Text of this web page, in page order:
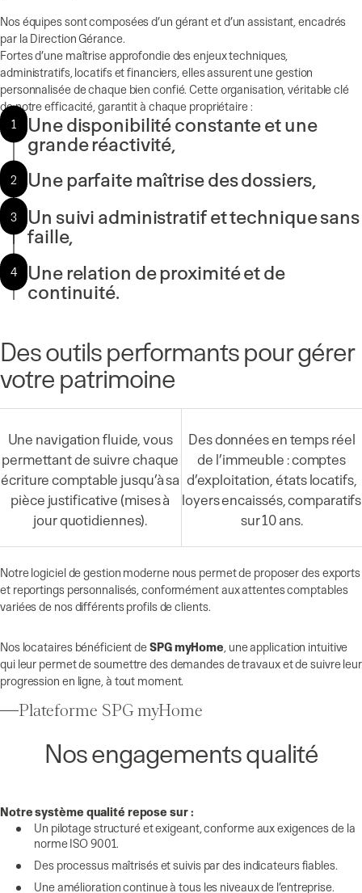
Nos équipes sont composées d’un gérant et d’un assistant, encadrés
par la Direction Gérance.
Fortes d’une maîtrise approfondie des enjeux techniques,
administratifs, locatifs et financiers, elles assurent une gestion
personnalisée de chaque bien confié. Cette organisation, véritable clé
de notre efficacité, garantit à chaque propriétaire :
1
Une disponibilité constante et une
grande réactivité,
2 Une parfaite maîtrise des dossiers,
3
Un suivi administratif et technique sans
faille,
4
Une relation de proximité et de
continuité.
Des outils performants pour gérer
votre patrimoine
Une navigation fluide, vous
permettant de suivre chaque
écriture comptable jusqu’à sa
pièce justificative (mises à
jour quotidiennes).
Des données en temps réel
de l’immeuble : comptes
d’exploitation, états locatifs,
loyers encaissés, comparatifs
sur 10 ans.
Notre logiciel de gestion moderne nous permet de proposer des exports
et reportings personnalisés, conformément aux attentes comptables
variées de nos différents profils de clients.
Nos locataires bénéficient deSPG myHome , une application intuitive
qui leur permet de soumettre des demandes de travaux et de suivre leur
progression en ligne, à tout moment.
Plateforme SPG myHome
Nos engagements qualité
Notre système qualité repose sur :
Un pilotage structuré et exigeant, conforme aux exigences de la
norme ISO 9001.
Des processus maîtrisés et suivis par des indicateurs fiables.
Une amélioration continue à tous les niveaux de l’entreprise.